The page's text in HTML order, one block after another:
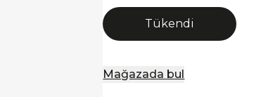
Tükendi
Mağazada bul